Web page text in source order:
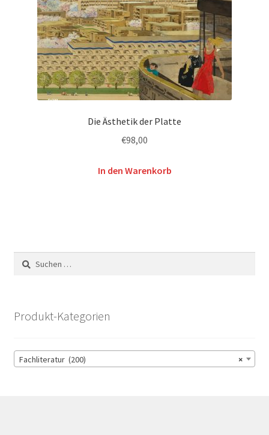
Die Ästhetik der Platte
€98,00
In den Warenkorb
Suchen
nach:
Produkt-Kategorien
×
Fachliteratur (200)